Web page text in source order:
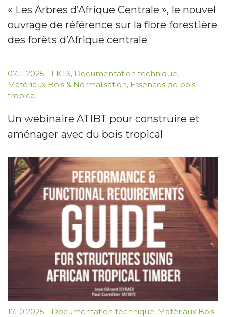
« Les Arbres d’Afrique Centrale », le nouvel
ouvrage de référence sur la flore forestière
des forêts d’Afrique centrale
07.11.2025 - LKTS, Documentation technique,
Matériaux Bois & Normalisation, Essences de bois
tropical
Un webinaire ATIBT pour construire et
aménager avec du bois tropical
17.10.2025 - Documentation technique, Matériaux Bois